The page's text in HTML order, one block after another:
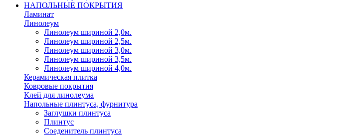
НАПОЛЬНЫЕ ПОКРЫТИЯ
Ламинат
Линолеум
Линолеум шириной 2,0м.
Линолеум шириной 2,5м.
Линолеум шириной 3,0м.
Линолеум шириной 3,5м.
Линолеум шириной 4,0м.
Керамическая плитка
Ковровые покрытия
Клей для линолеума
Напольные плинтуса, фурнитура
Заглушки плинтуса
Плинтус
Соеденитель плинтуса